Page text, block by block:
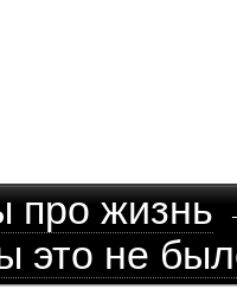
про жизнь
это не